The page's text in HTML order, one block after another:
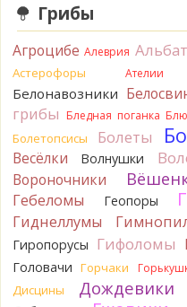
Verona
2 дня назад
Verona
Рядовка
Правильно сделали, что не
2 дня назад
BorisM Подгруздок
2 дня назад
BorisM Сдаётся мне,
2 дня назад
Кирилл
Вони не
начали желтеть. Выкинул.
2 дня назад
Кирилл Спасибо.
Грибы
Агроцибе Алеврия
Астерофоры
Ателии
Белонавозники
грибы Бледная поганка
Болетопсисы Болеты
Весёлки Волнушки
Вороночники
Гебеломы Геопоры
Гиднеллумы
Гиропорусы Гифоломы
Головачи Горчаки
Дисцины Дождевики